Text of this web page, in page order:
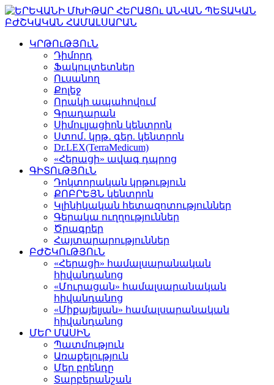
ԿՐԹՈւԹՅՈւՆ
Դիմորդ
Ֆակուլտետներ
Ուսանող
Քոլեջ
Որակի ապահովում
Գրադարան
Սիմուլյացիոն կենտրոն
Ստոմ․ կրթ․ գեր. կենտրոն
Dr.LEX(TerraMedicum)
«Հերացի» ավագ դպրոց
ԳԻՏՈւԹՅՈւՆ
Դոկտորական կրթություն
ՔՈԲՐԵՅՆ կենտրոն
Կլինիկական հետազոտություններ
Գերակա ուղղություններ
Ծրագրեր
Հայտարարություններ
ԲԺՇԿՈւԹՅՈւՆ
«Հերացի» համալսարանական
հիվանդանոց
«Մուրացան» համալսարանական
հիվանդանոց
«Միքայելյան» համալսարանական
հիվանդանոց
ՄԵՐ ՄԱՍԻՆ
Պատմություն
Առաքելություն
Մեր բրենդը
Տարբերանշան